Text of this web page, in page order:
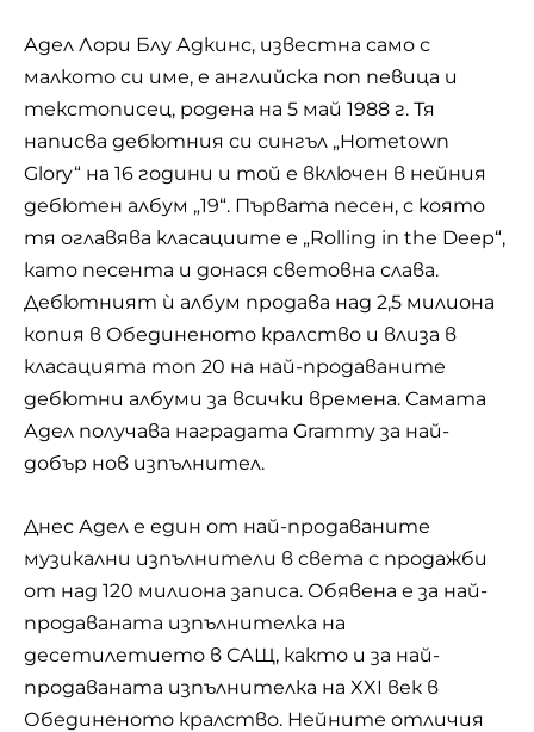
Адел Лори Блу Адкинс, известна само с
малкото си име, е английска поп певица и
текстописец, родена на 5 май 1988 г. Тя
написва дебютния си сингъл „Hometown
Glory“ на 16 години и той е включен в нейния
дебютен албум „19“. Първата песен, с която
тя оглавява класациите е „Rolling in the Deep“,
като песента и донася световна слава.
Дебютният ѝ албум продава над 2,5 милиона
копия в Обединеното кралство и влиза в
класацията топ 20 на най-продаваните
дебютни албуми за всички времена. Самата
Адел получава наградата Grammy за най-
добър нов изпълнител.
Днес Адел е един от най-продаваните
музикални изпълнители в света с продажби
от над 120 милиона записа. Обявена е за най-
продаваната изпълнителка на
десетилетието в САЩ, както и за най-
продаваната изпълнителка на XXI век в
Обединеното кралство. Нейните отличия